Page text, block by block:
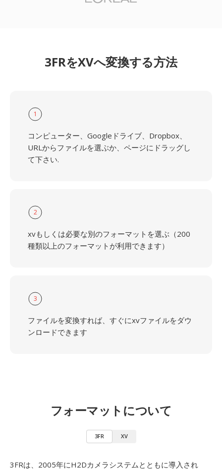
3FRをXVへ変換する方法
1
コンピューター、Googleドライブ、Dropbox、
URLからファイルを選ぶか、ページにドラッグし
て下さい.
2
xvもしくは必要な別のフォーマットを選ぶ（200
種類以上のフォーマットが利用できます）
3
ファイルを変換すれば、すぐにxvファイルをダウ
ンロードできます
フォーマットについて
3FR XV
3FRは、2005年にH2Dカメラシステムとともに導入され